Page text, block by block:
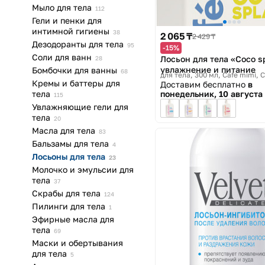
Мыло для тела 112
Гели и пенки для
интимной гигиены 38
Дезодоранты для тела 95
Соли для ванн 28
Бомбочки для ванны 68
Кремы и баттеры для
тела 115
Увлажняющие гели для
тела 20
Масла для тела 83
Бальзамы для тела 4
Лосьоны для тела 23
Молочко и эмульсии для
тела 37
Скрабы для тела 124
Пилинги для тела 1
Эфирные масла для
тела 69
Маски и обертывания
для тела 5
2 065 ₸2 429 ₸
-15%
Лосьон для тела «Coco
увлажнение и питание
для тела, 300 мл Cafe mimi,
Доставим бесплатно в
понедельник, 10 августа